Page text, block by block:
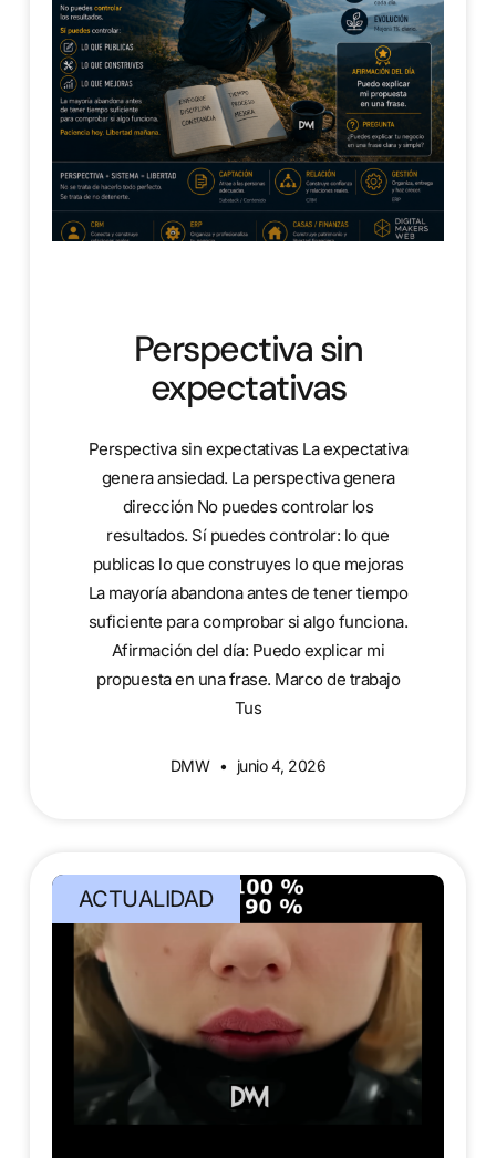
Perspectiva sin
expectativas
Perspectiva sin expectativas La expectativa
genera ansiedad. La perspectiva genera
dirección No puedes controlar los
resultados. Sí puedes controlar: lo que
publicas lo que construyes lo que mejoras
La mayoría abandona antes de tener tiempo
suficiente para comprobar si algo funciona.
Afirmación del día: Puedo explicar mi
propuesta en una frase. Marco de trabajo
Tus
DMW junio 4, 2026
ACTUALIDAD